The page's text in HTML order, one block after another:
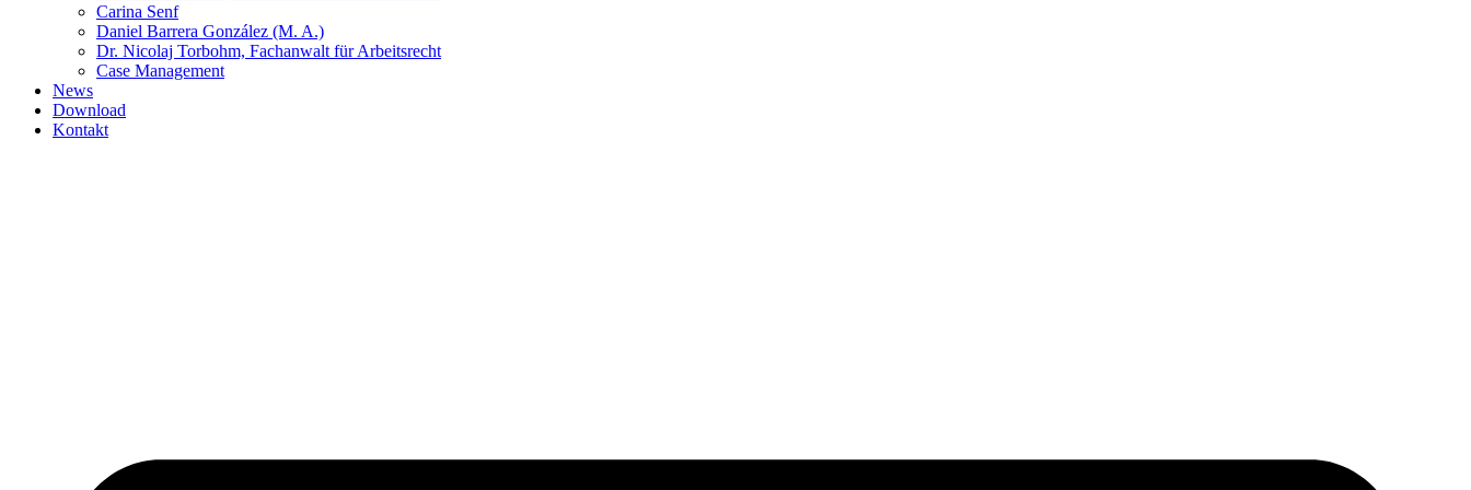
Carina Senf
Daniel Barrera González (M. A.)
Dr. Nicolaj Torbohm, Fachanwalt für Arbeitsrecht
Case Management
News
Download
Kontakt